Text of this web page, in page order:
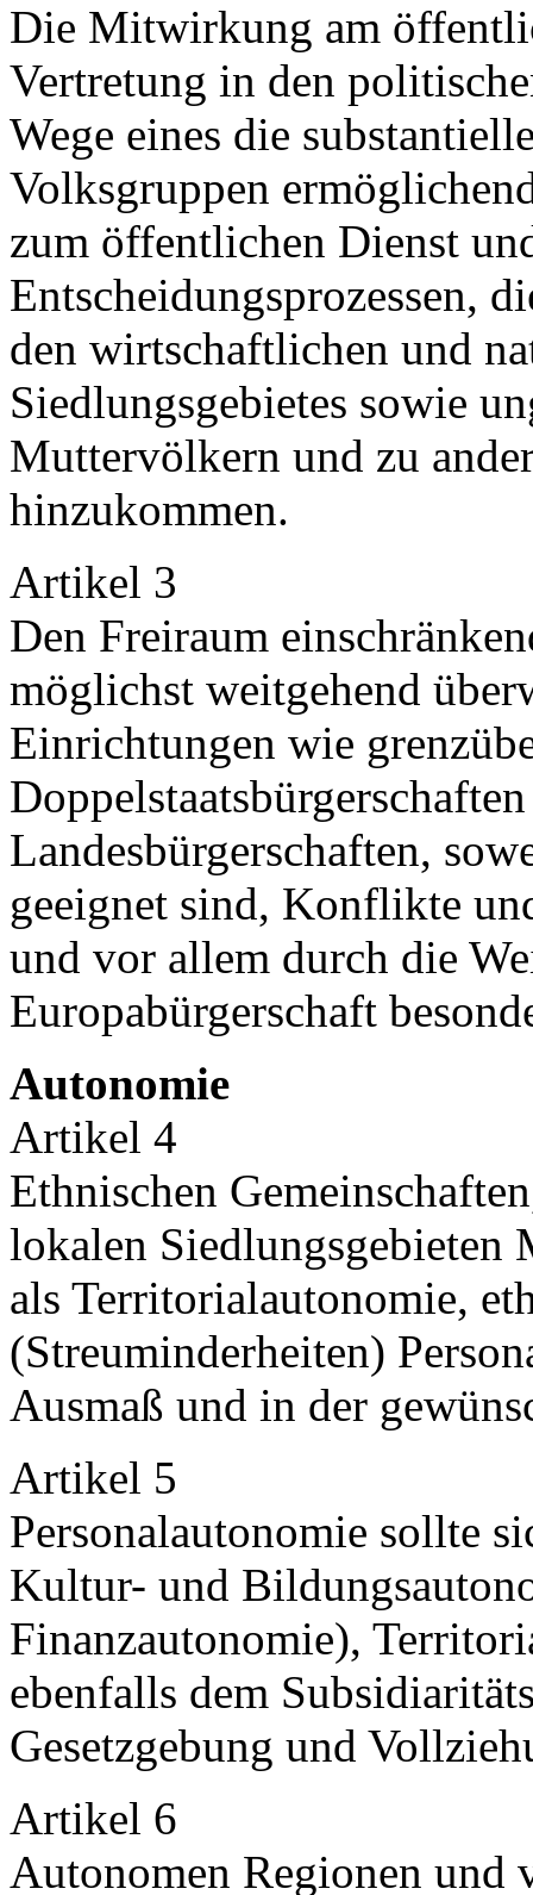
Die Mitwirkung am
Vertretung in den
Wege eines die
Volksgruppen
zum öffentlichen Dienst
Entscheidungsprozessen,
den wirtschaftlichen und
Siedlungsgebietes sowie
Muttervölkern und zu
hinzukommen.
Artikel 3
Den Freiraum
möglichst weitgehend
Einrichtungen wie
Landesbürgerschaften,
geeignet sind, Konflikte
und vor allem durch die
Europabürgerschaft
Autonomie
Artikel 4
Ethnischen
lokalen Siedlungsgebieten
als Territorialautonomie,
(Streuminderheiten)
Ausmaß und in der
Artikel 5
Personalautonomie sollte
Kultur- und
Finanzautonomie),
ebenfalls dem
Gesetzgebung und
Artikel 6
Autonomen Regionen und